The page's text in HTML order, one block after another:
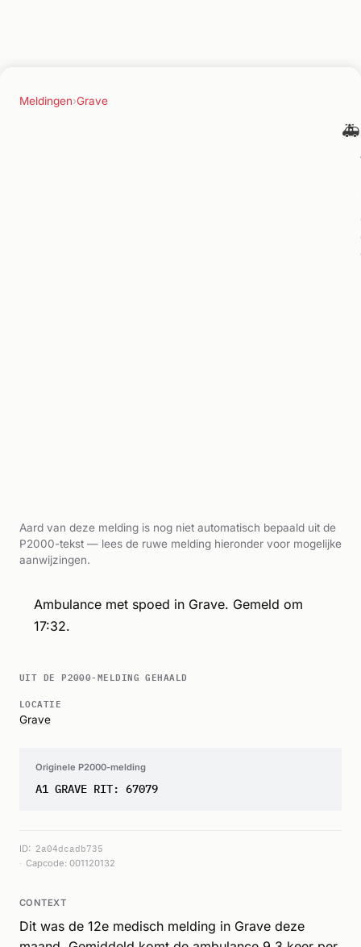
Meldingen›Grave
🚑
Aard van deze melding is nog niet automatisch bepaald uit de
P2000-tekst — lees de ruwe melding hieronder voor mogelijke
aanwijzingen.
Ambulance met spoed in Grave. Gemeld om
17:32.
UIT DE P2000-MELDING GEHAALD
LOCATIE
Grave
Originele P2000-melding
A1 GRAVE RIT: 67079
ID: 2a04dcadb735
Capcode: 001120132
CONTEXT
Dit was de 12e medisch melding in Grave deze